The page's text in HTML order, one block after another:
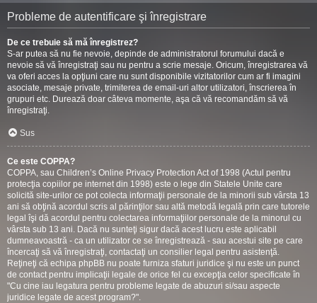
Probleme de autentificare şi înregistrare
De ce trebuie să mă înregistrez?
S-ar putea să nu fie nevoie, depinde de administratorul forumului dacă e
nevoie să vă înregistraţi sau nu pentru a scrie mesaje. Oricum, înregistrarea vă
va oferi acces la opţiuni care nu sunt disponibile vizitatorilor cum ar fi imagini
asociate, mesaje private, trimiterea de email-uri altor utilizatori, înscrierea în
grupuri etc. Durează doar câteva momente, aşa că vă recomandăm să vă
înregistraţi.
Sus
Ce este COPPA?
COPPA, sau Children’s Online Privacy Protection Act of 1998 (Actul pentru
protecţia copiilor pe internet din 1998) este o lege din Statele Unite care
solicită site-urilor ce pot colecta informaţii personale de la minorii sub vârsta 13
ani să obţină acordul scris al părinţilor sau altă metodă legală prin care tutorele
legal îşi dă acordul pentru colectarea informaţiilor personale de la minorul cu
vârsta sub 13 ani. Dacă nu sunteţi sigur dacă acest lucru este aplicabil
dumneavoastră - ca un utilizator ce se înregistrează - sau acestui site pe care
încercaţi să vă înregistraţi, contactaţi un consilier legal pentru asistenţă.
Reţineţi că echipa phpBB nu poate furniza sfaturi juridice şi nu este un punct
de contact pentru implicaţii legale de orice fel cu excepţia celor specificate în
"Cu cine iau legatura pentru probleme legate de abuzuri si/sau aspecte
juridice legate de acest program?".